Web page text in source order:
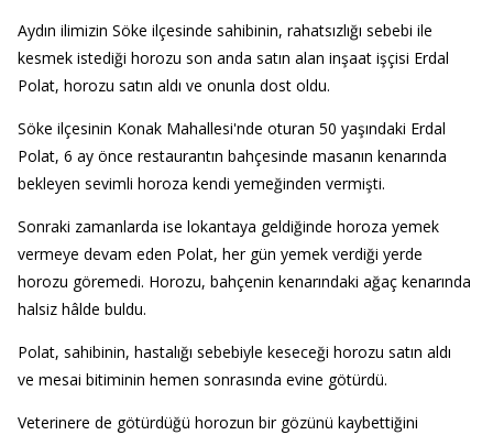
Aydın ilimizin Söke ilçesinde sahibinin, rahatsızlığı sebebi ile
kesmek istediği horozu son anda satın alan inşaat işçisi Erdal
Polat, horozu satın aldı ve onunla dost oldu.
Söke ilçesinin Konak Mahallesi'nde oturan 50 yaşındaki Erdal
Polat, 6 ay önce restaurantın bahçesinde masanın kenarında
bekleyen sevimli horoza kendi yemeğinden vermişti.
Sonraki zamanlarda ise lokantaya geldiğinde horoza yemek
vermeye devam eden Polat, her gün yemek verdiği yerde
horozu göremedi. Horozu, bahçenin kenarındaki ağaç kenarında
halsiz hâlde buldu.
Polat, sahibinin, hastalığı sebebiyle keseceği horozu satın aldı
ve mesai bitiminin hemen sonrasında evine götürdü.
Veterinere de götürdüğü horozun bir gözünü kaybettiğini